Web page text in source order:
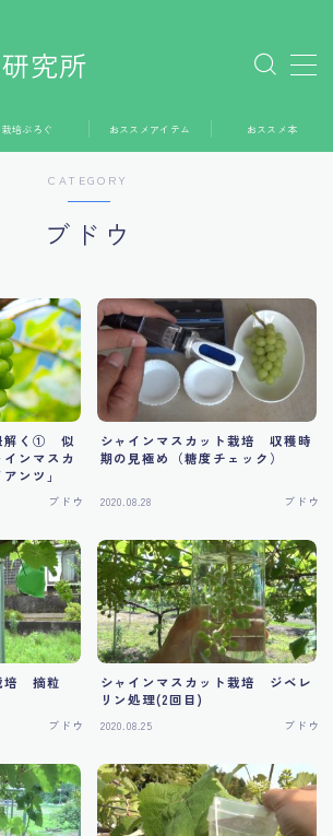
究所
栽培ぶろぐ おススメアイテム おススメ本
CATEGORY
ブドウ
解く① 似
ンマスカ
ンツ」
ブドウ
シャインマスカット栽培 収穫時
期の見極め（糖度チェック）
2020.08.28 ブドウ
培 摘粒
ブドウ
シャインマスカット栽培 ジベレ
リン処理(2回目)
2020.08.25 ブドウ